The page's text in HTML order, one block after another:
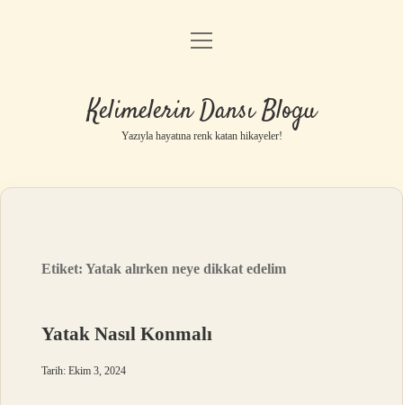
Anasayfa
Yasal Uyarı
menüyü
Kelimelerin Dansı Blogu
Yazıyla hayatına renk katan hikayeler!
Etiket:Yatak alırken neye dikkat edelim
Yatak Nasıl Konmalı
Tarih: Ekim 3, 2024